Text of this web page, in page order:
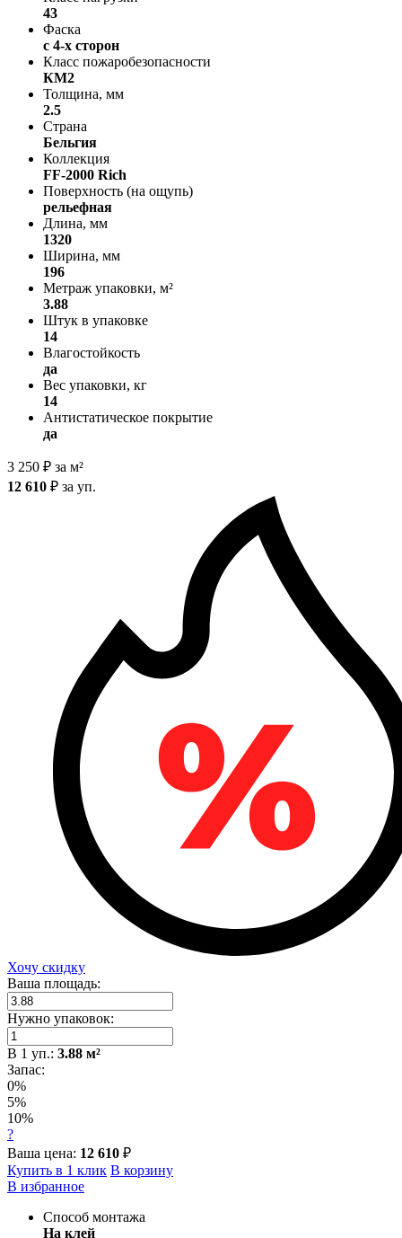
43
Фаска
с 4-х сторон
Класс пожаробезопасности
КМ2
Толщина, мм
2.5
Страна
Бельгия
Коллекция
FF-2000 Rich
Поверхность (на ощупь)
рельефная
Длина, мм
1320
Ширина, мм
196
Метраж упаковки, м²
3.88
Штук в упаковке
14
Влагостойкость
да
Вес упаковки, кг
14
Антистатическое покрытие
да
3 250 ₽ за м²
12 610 ₽ за уп.
Хочу скидку
Ваша площадь:
Нужно упаковок:
В 1 уп.: 3.88 м²
Запас:
0%
5%
10%
?
Ваша цена: 12 610 ₽
Купить в 1 клик В корзину
В избранное
Способ монтажа
На клей